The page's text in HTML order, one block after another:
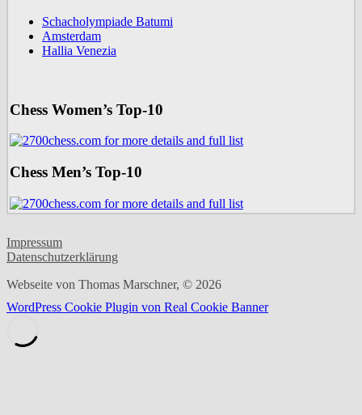
Schacholympiade Batumi
Amsterdam
Hallia Venezia
Chess Women’s Top-10
Chess Men’s Top-10
Impressum
Datenschutzerklärung
Webseite von Thomas Marschner, © 2026
WordPress Cookie Plugin von Real Cookie Banner